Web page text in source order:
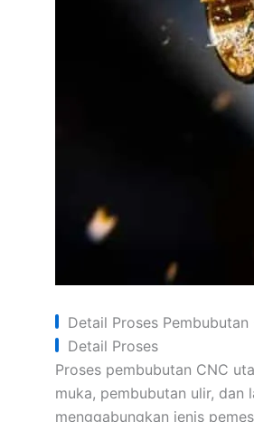
Detail Proses
Detail Proses
Proses pembubutan CNC
muka, pembubutan ulir, dan
menggabungkan jenis